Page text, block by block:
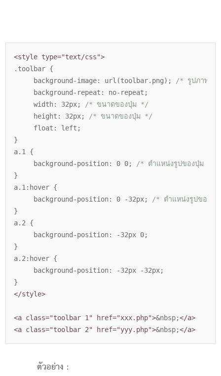
<style type="text/css">
.toolbar {
background-image: url(toolbar.png);
/* รูปภาพด้
background-repeat: no-repeat;
width: 32px;
/* ขนาดของปุ่ม */
height: 32px;
/* ขนาดของปุ่ม */
float: left;
}
a.1 {
background-position: 0 0;
/* ตำแหน่งรูปของปุ่ม ป
}
a.1:hover {
background-position: 0 -32px;
/* ตำแหน่งรูปของปุ่
}
a.2 {
background-position: -32px 0;
}
a.2:hover {
background-position: -32px -32px;
}
</style>
<a class="toolbar 1" href="xxx.php">
</a>
<a class="toolbar 2" href="yyy.php">
</a>
ตัวอย่าง :